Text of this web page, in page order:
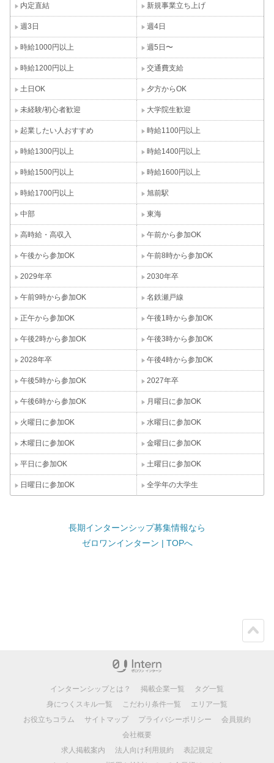
内定直結 新規事業立ち上げ
週3日 週4日
時給1000円以上 週5日〜
時給1200円以上 交通費支給
土日OK 夕方からOK
未経験/初心者歓迎 大学院生歓迎
起業したい人おすすめ 時給1100円以上
時給1300円以上 時給1400円以上
時給1500円以上 時給1600円以上
時給1700円以上 旭前駅
中部 東海
高時給・高収入 午前から参加OK
午後から参加OK 午前8時から参加OK
2029年卒 2030年卒
午前9時から参加OK 名鉄瀬戸線
正午から参加OK 午後1時から参加OK
午後2時から参加OK 午後3時から参加OK
2028年卒 午後4時から参加OK
午後5時から参加OK 2027年卒
午後6時から参加OK 月曜日に参加OK
火曜日に参加OK 水曜日に参加OK
木曜日に参加OK 金曜日に参加OK
平日に参加OK 土曜日に参加OK
日曜日に参加OK 全学年の大学生
長期インターンシップ募集情報なら
ゼロワンインターン | TOPへ
インターンシップとは？ 掲載企業一覧
タグ一覧
身につくスキル一覧
こだわり条件一覧
エリア一覧
お役立ちコラム
サイトマップ プライバシーポリシー
会員規約
会社概要
求人掲載案内
法人向け利用規約
表記規定